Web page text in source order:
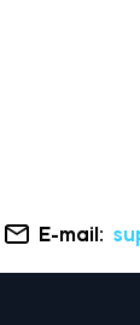
E-mail: